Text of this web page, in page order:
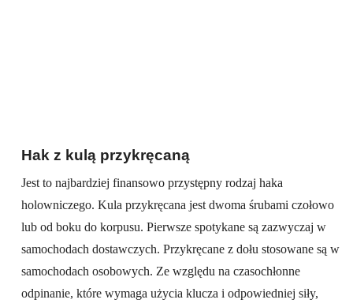
Hak z kulą przykręcaną
Jest to najbardziej finansowo przystępny rodzaj haka
holowniczego. Kula przykręcana jest dwoma śrubami czołowo
lub od boku do korpusu. Pierwsze spotykane są zazwyczaj w
samochodach dostawczych. Przykręcane z dołu stosowane są w
samochodach osobowych. Ze względu na czasochłonne
odpinanie, które wymaga użycia klucza i odpowiedniej siły,